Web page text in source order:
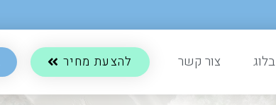
בלוג צור קשר להצעת מחיר